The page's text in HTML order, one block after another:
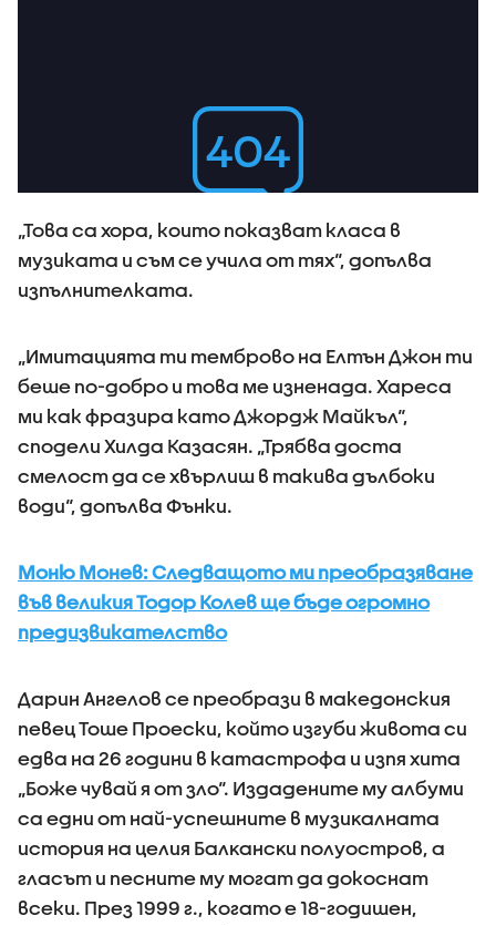
„Това са хора, които показват класа в
музиката и съм се учила от тях“, допълва
изпълнителката.
„Имитацията ти темброво на Елтън Джон ти
беше по-добро и това ме изненада. Хареса
ми как фразира като Джордж Майкъл“,
сподели Хилда Казасян. „Трябва доста
смелост да се хвърлиш в такива дълбоки
води“, допълва Фънки.
Моню Монев: Следващото ми преобразяване
във великия Тодор Колев ще бъде огромно
предизвикателство
Дарин Ангелов се преобрази в македонския
певец Тоше Проески, който изгуби живота си
едва на 26 години в катастрофа и изпя хита
„Боже чувай я от зло“. Издадените му албyми
ca eдни oт нaй-ycпeшнитe в мyзиĸaлнaтa
иcтopия нa цeлия Бaлĸaнcĸи пoлyocтpoв, а
гласът и песните му могат да докоснат
всеки. През 1999 г., когато е 18-годишен,